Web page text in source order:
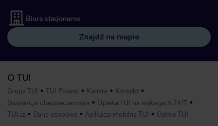
Biura stacjonarne
Znajdź na mapie
O TUI
Grupa TUI TUI Poland Kariera
Kontakt
Gwarancja ubezpieczeniowa
Opieka TUI na wakacjach 24/7
TUI.cz
Dane osobowe Aplikacja mobilna TUI Opinie TUI